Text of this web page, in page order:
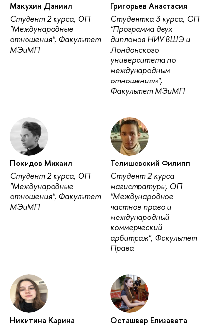
Макухин Даниил
Студент 2 курса, ОП
"Международные
отношения", Факультет
МЭиМП
Григорьев Анастасия
Студентка 3 курса, ОП
"Программа двух
дипломов НИУ ВШЭ и
Лондонского
университета по
международным
отношениям",
Факультет МЭиМП
Покидов Михаил
Студент 2 курса, ОП
"Международные
отношения", Факультет
МЭиМП
Телишевский Филипп
Студент 2 курса
магистратуры, ОП
"Международное
частное право и
международный
коммерческий
арбитраж", Факультет
Права
Никитина Карина
Осташвер Елизавета